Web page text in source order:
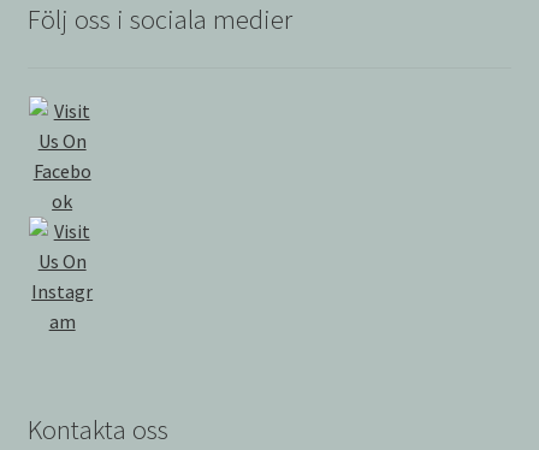
Följ oss i sociala medier
Kontakta oss